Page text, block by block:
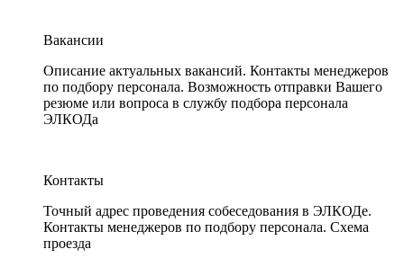
Вакансии
Описание актуальных вакансий. Контакты менеджеров
по подбору персонала. Возможность отправки Вашего
резюме или вопроса в службу подбора персонала
ЭЛКОДа
Контакты
Точный адрес проведения собеседования в ЭЛКОДе.
Контакты менеджеров по подбору персонала. Схема
проезда